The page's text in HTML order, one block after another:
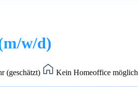
w/d)
(geschätzt)
Kein Homeoffice möglich